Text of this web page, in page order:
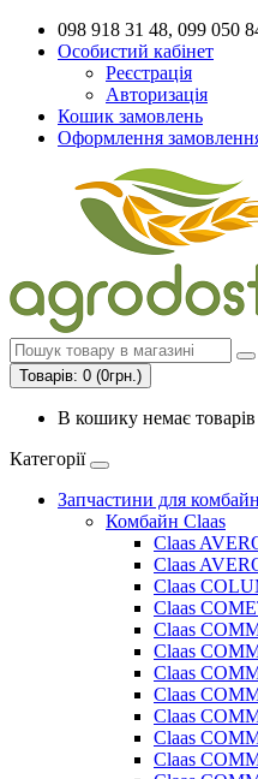
098 918 31 48, 099 050
Особистий кабінет
Реєстрація
Авторизація
Кошик замовлень
Оформлення
Товарів: 0 (0грн.)
В кошику немає
Категорії
Запчастини для
Комбайн Claas
Claas
Claas
Claas
Claas
Claas
Claas
Claas
Claas
Claas
Claas
Claas